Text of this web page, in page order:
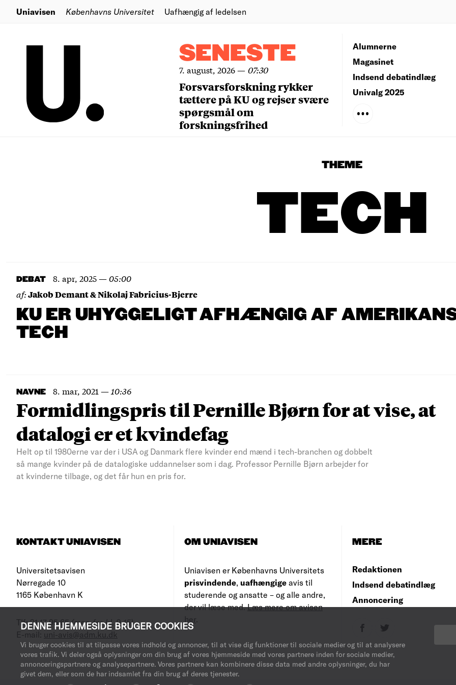
DENNE HJEMMESIDE BRUGER COOKIES
Vi bruger cookies til at tilpasse vores indhold og annoncer, til at vise dig funktioner til sociale medier og til at analysere
vores trafik. Vi deler også oplysninger om din brug af vores hjemmeside med vores partnere inden for sociale medier,
annonceringspartnere og analysepartnere. Vores partnere kan kombinere disse data med andre oplysninger, du har
givet dem, eller som de har indsamlet fra din brug af deres tjenester.
Uniavisen Københavns Universitet Uafhængig af ledelsen
SENESTE
7. august, 2026— 07:30
Forsvarsforskning rykker
tættere på KU og rejser svære
spørgsmål om
forskningsfrihed
Alumnerne
Magasinet
Indsend debatindlæg
Univalg 2025
THEME
TECH
DEBAT 8. apr, 2025—05:00
af:Jakob Demant & Nikolaj Fabricius-Bjerre
KU ER UHYGGELIGT AFHÆNGIG AF
TECH
NAVNE 8. mar, 2021 — 10:36
Formidlingspris til Pernille Bjørn for at vise, at
datalogi er et kvindefag
Helt op til 1980erne var der i USA og Danmark flere kvinder end mænd i tech-branchen og dobbelt
så mange kvinder på de datalogiske uddannelser som i dag. Professor Pernille Bjørn arbejder for
at kvinderne tilbage, og det får hun en pris for.
KONTAKT UNIAVISEN
Universitetsavisen
Nørregade 10
1165 København K
Tlf: 21 17 95 65(man-fre kl. 9-15)
E-mail: uni-avis@adm.ku.dk
OM UNIAVISEN
Uniavisen er Københavns Universitets
prisvindende, uafhængige avis til
studerende og ansatte – og alle andre,
der vil læse med.Læs mere om avisen
her
MERE
Redaktionen
Indsend debatindlæg
Annoncering